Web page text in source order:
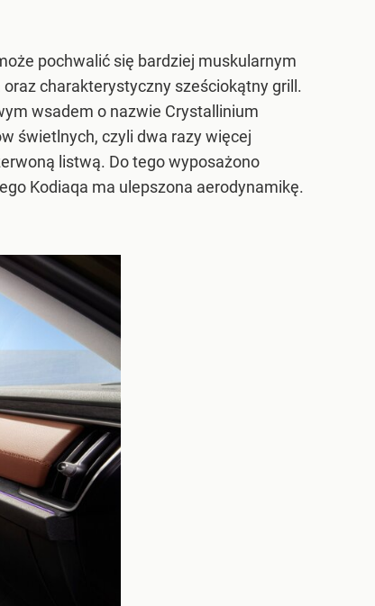
pochwalić się bardziej muskularnym
charakterystyczny sześciokątny grill.
wsadem o nazwie Crystallinium
świetlnych, czyli dwa razy więcej
listwą. Do tego wyposażono
Kodiaqa ma ulepszona aerodynamikę.